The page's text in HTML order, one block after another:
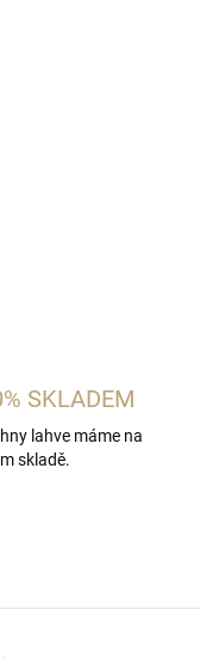
SKLADEM
lahve máme na
skladě.